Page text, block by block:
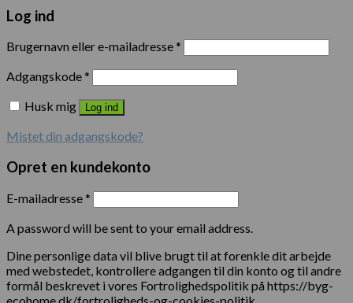
Log ind
Brugernavn eller e-mailadresse*
Adgangskode*
Husk mig
Log ind
Mistet din adgangskode?
Opret en kundekonto
E-mailadresse*
A password will be sent to your email address.
Dine personlige data vil blive brugt til at forenkle dit arbejde
med webstedet, kontrollere adgangen til din konto og til andre
formål beskrevet i vores Fortrolighedspolitik på https://byg-